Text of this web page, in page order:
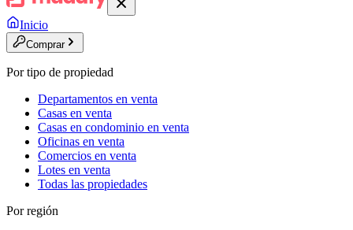
Inicio
Comprar
Por tipo de propiedad
Departamentos en venta
Casas en venta
Casas en condominio en venta
Oficinas en venta
Comercios en venta
Lotes en venta
Todas las propiedades
Por región